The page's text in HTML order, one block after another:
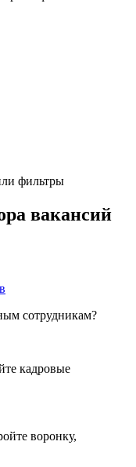
фильтры
вакансий
сотрудникам?
кадровые
воронку,